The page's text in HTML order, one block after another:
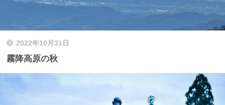
2022年10月31日
霧降高原の秋